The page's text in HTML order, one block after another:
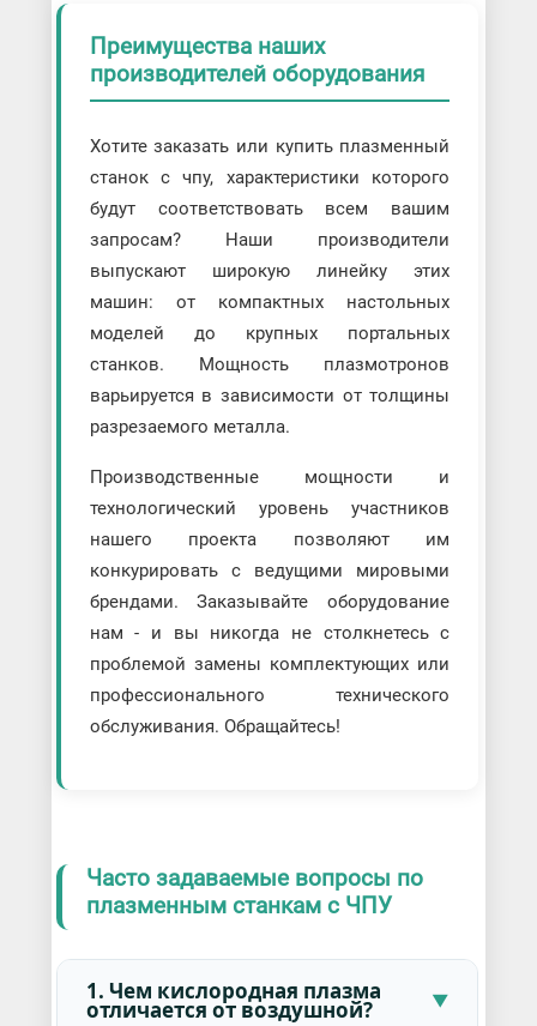
Преимущества наших
производителей оборудования
Хотите заказать или купить плазменный
станок с чпу, характеристики которого
будут соответствовать всем вашим
запросам? Наши производители
выпускают широкую линейку этих
машин: от компактных настольных
моделей до крупных портальных
станков. Мощность плазмотронов
варьируется в зависимости от толщины
разрезаемого металла.
Производственные мощности и
технологический уровень участников
нашего проекта позволяют им
конкурировать с ведущими мировыми
брендами. Заказывайте оборудование
нам - и вы никогда не столкнетесь с
проблемой замены комплектующих или
профессионального технического
обслуживания. Обращайтесь!
Часто задаваемые вопросы по
плазменным станкам с ЧПУ
1. Чем кислородная плазма
отличается от воздушной?